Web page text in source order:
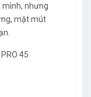
mình, nhưng
mặt mút
45